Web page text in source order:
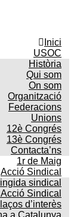
Inici
USOC
Història
Qui som
On som
Organització
Federacions
Unions
12è Congrés
13è Congrés
Contacta’ns
1r de Maig
Acció Sindical
sindical
Sindical
d’interès
a Catalunya